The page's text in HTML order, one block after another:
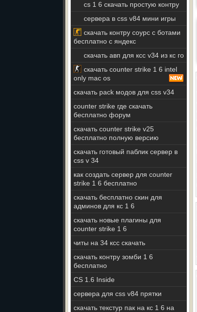
cs 1 6 скачать простую контру
сервера в css v84 мини игры
скачать контру соурс с ботами
бесплатно с яндекс
скачать авп для ксс v34 из кс го
скачать counter strike 1 6 intel
only mac os
скачать pack модов для css v34
counter strike где скачать
бесплатно форум
скачать counter strike v25
бесплатно полную версию
скачать готовый паблик сервер в
css v 34
как создать сервер для counter
strike 1 6 бесплатно
скачать бесплатно скин для
админов для кс 1 6
скачать новые плагины для
counter strike 1 6
читы на 34 ксс скачать
скачать контру зомби 1 6
бесплатно
CS 1.6 Inside
сервера для css v84 прятки
скачать текстур пак на кс 1 6 на